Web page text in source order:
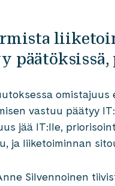
vastuu päätyy
jää IT:lle,
ja liiketoiminnan
Silvennoinen